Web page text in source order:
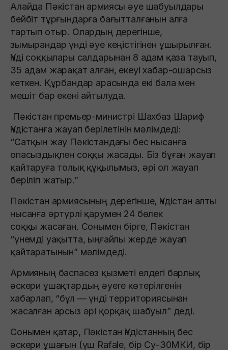
Алайда Пәкістан армиясы әуе шабуылдары
бейбіт тұрғындарға бағытталғанын алға
тартып отыр. Олардың дерегінше,
зымырандар үнді әуе кеңістігінен ұшырылған.
Үнді соққылары салдарынан 8 адам қаза тауып,
35 адам жарақат алған, екеуі хабар-ошарсыз
кеткен. Құрбандар арасында екі бала мен
мешіт бар екені айтылуда.
Пәкістан премьер-министрі Шахбаз Шариф
Үндістанға жауап берілетінін мәлімдеді:
“Сатқын жау Пәкістандағы бес нысанға
опасыздықпен соққы жасады. Біз бұған жауап
қайтаруға толық құқылымыз, әрі ол жауап
беріліп жатыр.”
Пәкістан армиясының дерегінше, Үндістан алты
нысанға әртүрлі қарумен 24 бөлек
соққы жасаған. Сонымен бірге, Пәкістан
“үнемді уақытта, ыңғайлы жерде жауап
қайтаратынын” мәлімдеді.
Армияның баспасөз қызметі елдегі барлық
әскери ұшақтардың әуеге көтерілгенін
хабарлап, “бұл — үнді территориясынан
жасалған арсыз әрі қорқақ шабуыл” деді.
Сонымен қатар, Пәкістан Үндістанның бес
әскери ұшағын (үш Rafale, бір Су-30МКИ, бір